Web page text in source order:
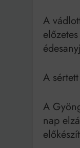
A
A
A
nap